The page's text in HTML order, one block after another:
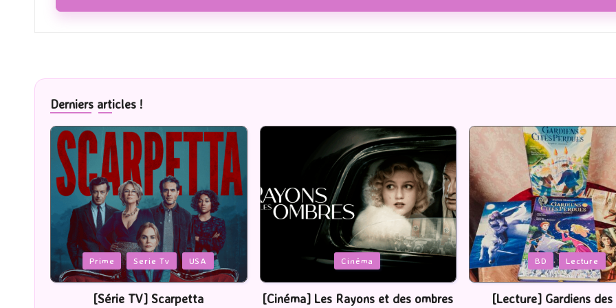
Derniers articles !
Posted
in
Cinéma
[Cinéma] Les Rayons et des ombres
BD Lecture
[Lecture] Gardiens des cités
Posted
in
Serie Tv USA
[Série TV] The Madison :